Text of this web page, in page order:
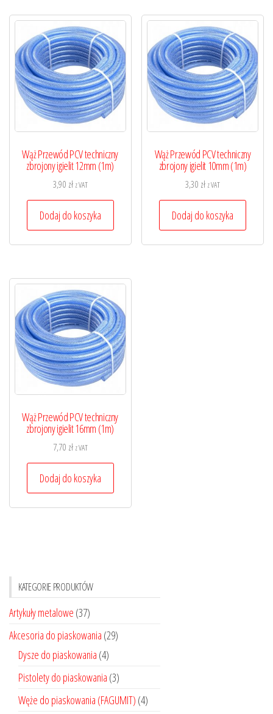
Wąż Przewód PCV techniczny
zbrojony igielit 12mm (1m)
3,90 zł z VAT
Dodaj do koszyka
Wąż Przewód PCV techniczny
zbrojony igielit 10mm (1m)
3,30 zł z VAT
Dodaj do koszyka
Wąż Przewód PCV techniczny
zbrojony igielit 16mm (1m)
7,70 zł z VAT
Dodaj do koszyka
KATEGORIE PRODUKTÓW
Artykuły metalowe (37)
Akcesoria do piaskowania (29)
Dysze do piaskowania (4)
Pistolety do piaskowania (3)
Węże do piaskowania (FAGUMIT) (4)